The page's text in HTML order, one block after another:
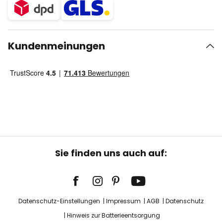
Kundenmeinungen
Sie finden uns auch auf:
Datenschutz-Einstellungen Impressum AGB
Datenschutz
Hinweis zur Batterieentsorgung